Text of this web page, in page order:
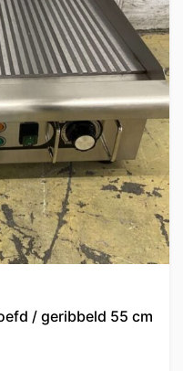
/ geribbeld 55 cm